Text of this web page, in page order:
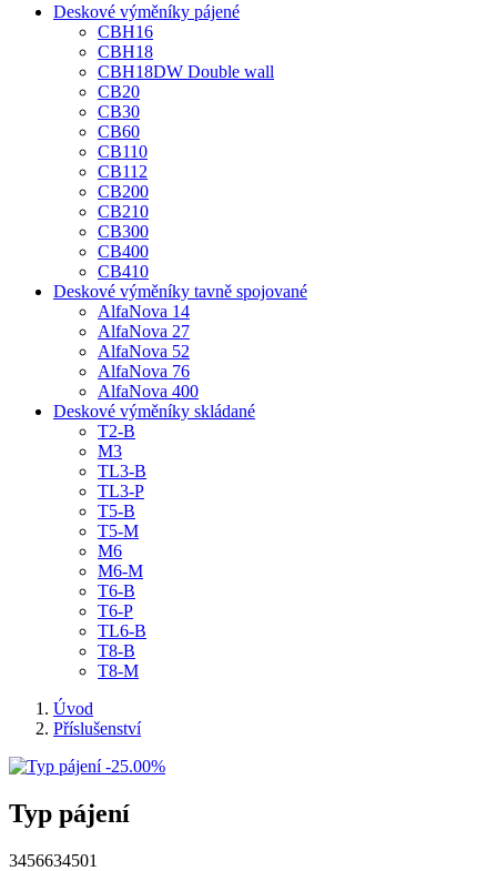
Deskové výměníky pájené
CBH16
CBH18
CBH18DW Double wall
CB20
CB30
CB60
CB110
CB112
CB200
CB210
CB300
CB400
CB410
Deskové výměníky tavně spojované
AlfaNova 14
AlfaNova 27
AlfaNova 52
AlfaNova 76
AlfaNova 400
Deskové výměníky skládané
T2-B
M3
TL3-B
TL3-P
T5-B
T5-M
M6
M6-M
T6-B
T6-P
TL6-B
T8-B
T8-M
Úvod
Příslušenství
-25.00%
Typ pájení
3456634501